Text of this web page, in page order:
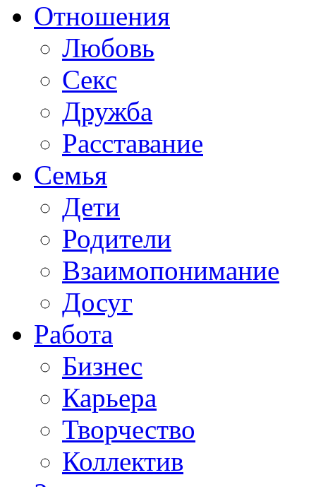
Отношения
Любовь
Секс
Дружба
Расставание
Семья
Дети
Родители
Взаимопонимание
Досуг
Работа
Бизнес
Карьера
Творчество
Коллектив